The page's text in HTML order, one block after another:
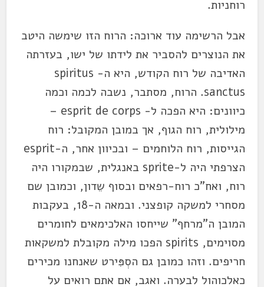
רוחניות.
אבל הרשימה עוד ארוכה: הרוח הזו שימשה היטב
את הנוצרים להסביר את לידתו של ישו, בעזרתה
האדיבה של רוח הקודש, היא ה- spiritus
sanctus. הרוח, מסתבר, נשבה לכמה וכמה
כיוונים: היא הפכה ל- esprit de corps –
מילולית, רוח הגוף, אך במובן המקובל: רוח
הגייסות, רוח הלוחמים – ובכיוון אחר, ה-esprit
הצרפתי היה ל-sprite באנגלית, שבמקורו היה
רוח, ואח"כ רוח-רפאים ובסוף שֵדון, וכמובן שם
מסחרי למשקה קופצני. ובמאה ה-18, בעקבות
המובן ה"מרחף" שייחסו האלכימאים לחומרים
מסוימים, spirits הפכו מילה מקובלת למשקאות
חריפים. וזהו כמובן גם הסְפִּירט שאנחנו מכירים
כאלכוהול לבערה. ואגב, אם אתם רואים על